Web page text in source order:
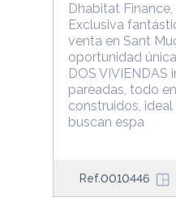
Dhabitat
Exclusiva
venta en Sant
oportunidad
DOS
pareadas, todo
construidos,
buscan espa
Ref.0010446